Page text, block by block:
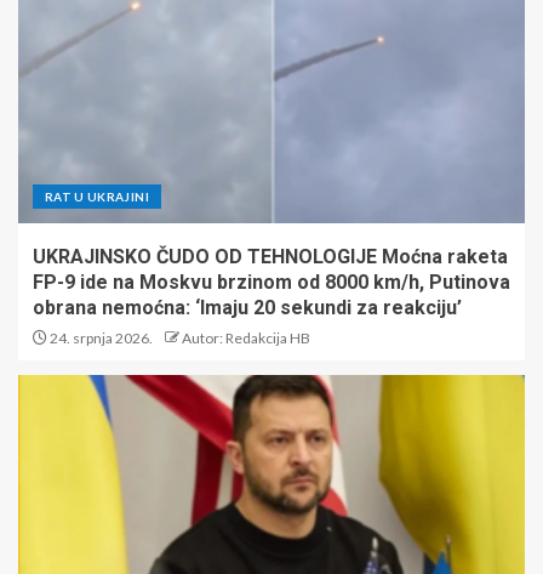
RAT U UKRAJINI
UKRAJINSKO ČUDO OD TEHNOLOGIJE Moćna raketa
FP-9 ide na Moskvu brzinom od 8000 km/h, Putinova
obrana nemoćna: ‘Imaju 20 sekundi za reakciju’
24. srpnja 2026. Autor: Redakcija HB